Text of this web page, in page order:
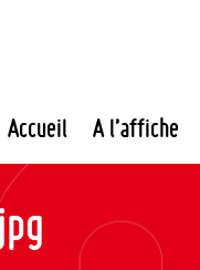
Accueil A l’affiche